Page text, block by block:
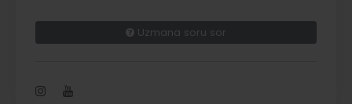
Uzmana soru sor